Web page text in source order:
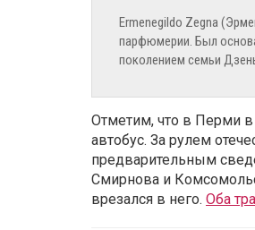
Ermenegildo Zegna
парфюмерии. Был
поколением семьи
Отметим, что в Перми
автобус. За рулем
предварительным
Смирнова и
врезался в него. Оба